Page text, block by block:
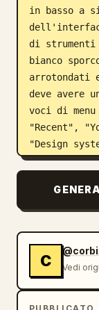
in basso a
di strumenti
bianco
arrotondati
deve avere
voci di
"Recent",
"Design
principale
una griglia,
"Thumio
giovane
petto in su,
con capelli
leggera
C Vedi